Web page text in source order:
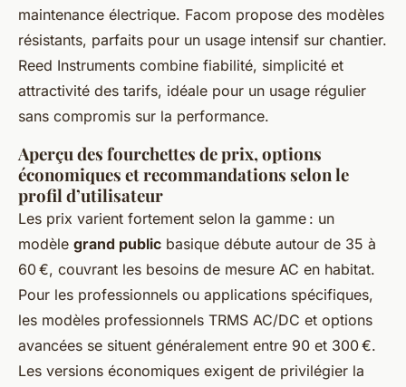
maintenance électrique. Facom propose des modèles
résistants, parfaits pour un usage intensif sur chantier.
Reed Instruments combine fiabilité, simplicité et
attractivité des tarifs, idéale pour un usage régulier
sans compromis sur la performance.
Aperçu des fourchettes de prix, options
économiques et recommandations selon le
profil d’utilisateur
Les prix varient fortement selon la gamme : un
modèle grand public basique débute autour de 35 à
60 €, couvrant les besoins de mesure AC en habitat.
Pour les professionnels ou applications spécifiques,
les modèles professionnels TRMS AC/DC et options
avancées se situent généralement entre 90 et 300 €.
Les versions économiques exigent de privilégier la